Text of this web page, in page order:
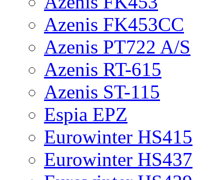
Azenis FK453CC
Azenis PT722 A/S
Azenis RT-615
Azenis ST-115
Espia EPZ
Eurowinter HS415
Eurowinter HS437